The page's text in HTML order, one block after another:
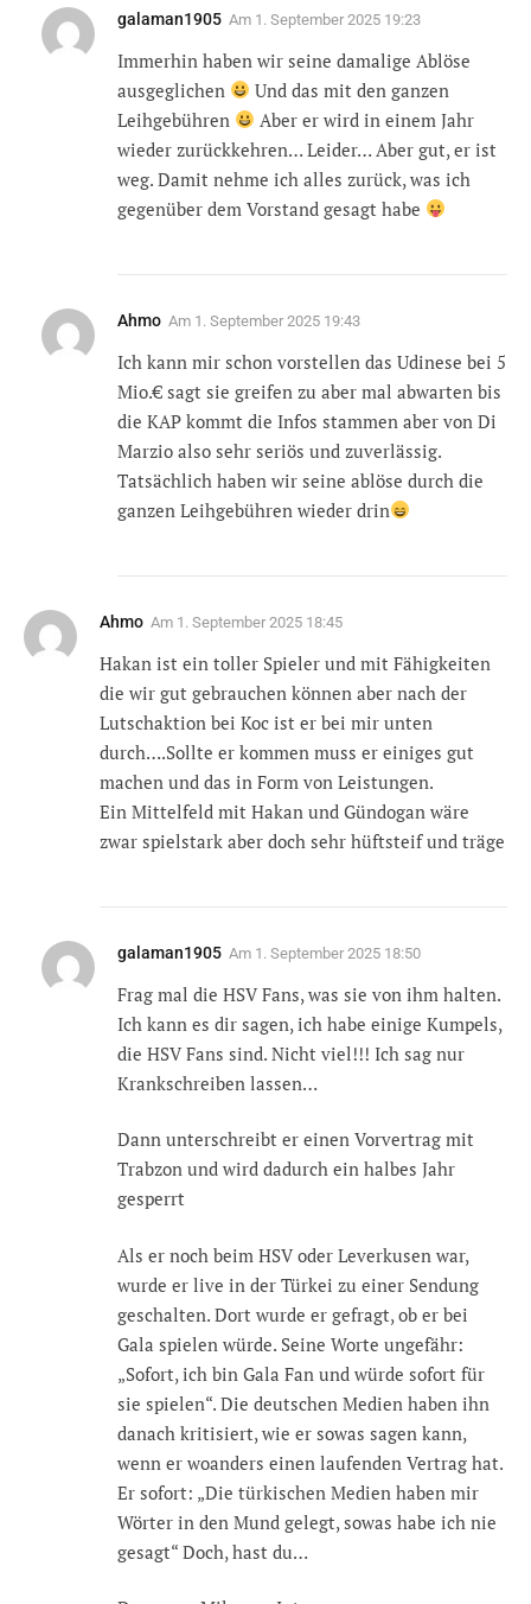
galaman1905 Am 1. September 2025 19:23
Immerhin haben wir seine damalige Ablöse
ausgeglichen
Und das mit den ganzen
Leihgebühren
Aber er wird in einem Jahr
wieder zurückkehren… Leider… Aber gut, er ist
weg. Damit nehme ich alles zurück, was ich
gegenüber dem Vorstand gesagt habe
Ahmo Am 1. September 2025 19:43
Ich kann mir schon vorstellen das Udinese bei 5
Mio.€ sagt sie greifen zu aber mal abwarten bis
die KAP kommt die Infos stammen aber von Di
Marzio also sehr seriös und zuverlässig.
Tatsächlich haben wir seine ablöse durch die
ganzen Leihgebühren wieder drin
Ahmo Am 1. September 2025 18:45
Hakan ist ein toller Spieler und mit Fähigkeiten
die wir gut gebrauchen können aber nach der
Lutschaktion bei Koc ist er bei mir unten
durch….Sollte er kommen muss er einiges gut
machen und das in Form von Leistungen.
Ein Mittelfeld mit Hakan und Gündogan wäre
zwar spielstark aber doch sehr hüftsteif und träge
galaman1905 Am 1. September 2025 18:50
Frag mal die HSV Fans, was sie von ihm halten.
Ich kann es dir sagen, ich habe einige Kumpels,
die HSV Fans sind. Nicht viel!!! Ich sag nur
Krankschreiben lassen…
Dann unterschreibt er einen Vorvertrag mit
Trabzon und wird dadurch ein halbes Jahr
gesperrt
Als er noch beim HSV oder Leverkusen war,
wurde er live in der Türkei zu einer Sendung
geschalten. Dort wurde er gefragt, ob er bei
Gala spielen würde. Seine Worte ungefähr:
„Sofort, ich bin Gala Fan und würde sofort für
sie spielen“. Die deutschen Medien haben ihn
danach kritisiert, wie er sowas sagen kann,
wenn er woanders einen laufenden Vertrag hat.
Er sofort: „Die türkischen Medien haben mir
Wörter in den Mund gelegt, sowas habe ich nie
gesagt“ Doch, hast du…